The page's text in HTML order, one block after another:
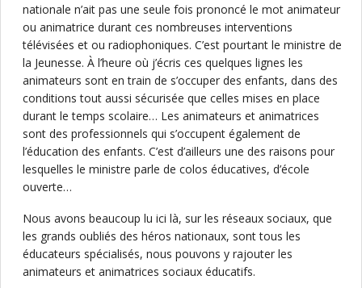
nationale n’ait pas une seule fois prononcé le mot animateur
ou animatrice durant ces nombreuses interventions
télévisées et ou radiophoniques. C’est pourtant le ministre de
la Jeunesse. À l’heure où j’écris ces quelques lignes les
animateurs sont en train de s’occuper des enfants, dans des
conditions tout aussi sécurisée que celles mises en place
durant le temps scolaire… Les animateurs et animatrices
sont des professionnels qui s’occupent également de
l’éducation des enfants. C’est d’ailleurs une des raisons pour
lesquelles le ministre parle de colos éducatives, d’école
ouverte…
Nous avons beaucoup lu ici là, sur les réseaux sociaux, que
les grands oubliés des héros nationaux, sont tous les
éducateurs spécialisés, nous pouvons y rajouter les
animateurs et animatrices sociaux éducatifs.